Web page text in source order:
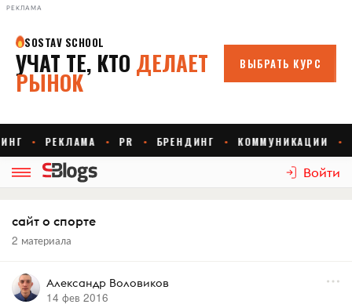
РЕКЛАМА
Войти
сайт о спорте
2 материала
Александр Воловиков
14 фев 2016